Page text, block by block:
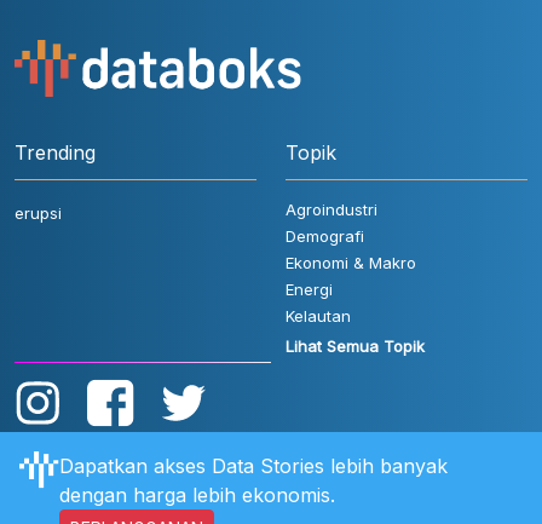
Trending
erupsi
Topik
Agroindustri
Demografi
Ekonomi & Makro
Energi
Kelautan
Lihat Semua Topik
Aturan Pengguna FAQ Hubungi Kami
Dapatkan akses Data Stories lebih banyak
dengan harga lebih ekonomis.